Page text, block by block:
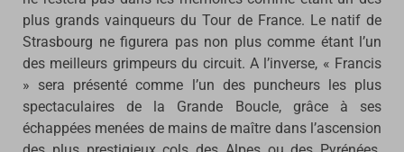
plus grands vainqueurs du Tour de France. Le natif de
Strasbourg ne figurera pas non plus comme étant l’un
des meilleurs grimpeurs du circuit. A l’inverse, « Francis
» sera présenté comme l’un des puncheurs les plus
spectaculaires de la Grande Boucle, grâce à ses
échappées menées de mains de maître dans l’ascension